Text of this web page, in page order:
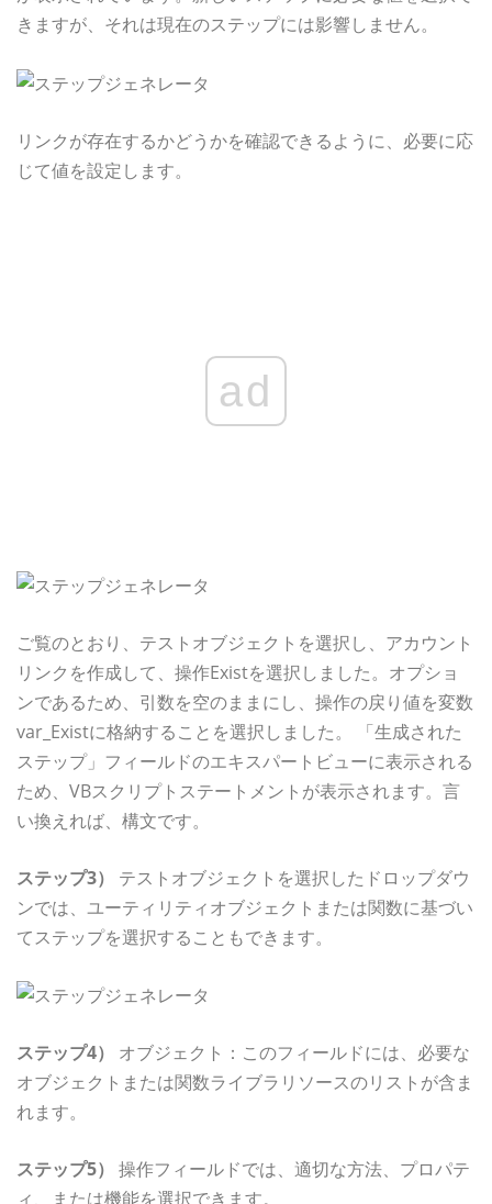
きますが、それは現在のステップには影響しません。
リンクが存在するかどうかを確認できるように、必要に応
じて値を設定します。
ad
ご覧のとおり、テストオブジェクトを選択し、アカウント
リンクを作成して、操作Existを選択しました。オプショ
ンであるため、引数を空のままにし、操作の戻り値を変数
var_Existに格納することを選択しました。 「生成された
ステップ」フィールドのエキスパートビューに表示される
ため、VBスクリプトステートメントが表示されます。言
い換えれば、構文です。
ステップ3）
テストオブジェクトを選択したドロップダウ
ンでは、ユーティリティオブジェクトまたは関数に基づい
てステップを選択することもできます。
ステップ4）
オブジェクト：このフィールドには、必要な
オブジェクトまたは関数ライブラリソースのリストが含ま
れます。
ステップ5） 操作フィールドでは、適切な方法、プロパテ
ィ、または機能を選択できます。